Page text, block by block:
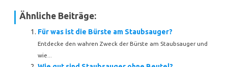
Ähnliche Beiträge:
Für was ist die Bürste am Staubsauger?
Entdecke den wahren Zweck der Bürste am Staubsauger und
wie...